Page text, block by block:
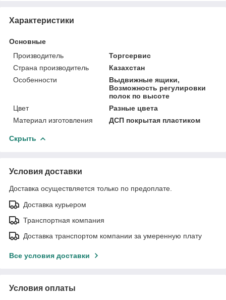
Характеристики
Основные
Производитель
Торгсервис
Страна производитель
Казахстан
Особенности
Выдвижные ящики,
Возможность регулировки
полок по высоте
Цвет
Разные цвета
Материал изготовления
ДСП покрытая пластиком
Скрыть
Условия доставки
Доставка осуществляется только по предоплате.
Доставка курьером
Транспортная компания
Доставка транспортом компании за умеренную плату
Все условия доставки
Условия оплаты